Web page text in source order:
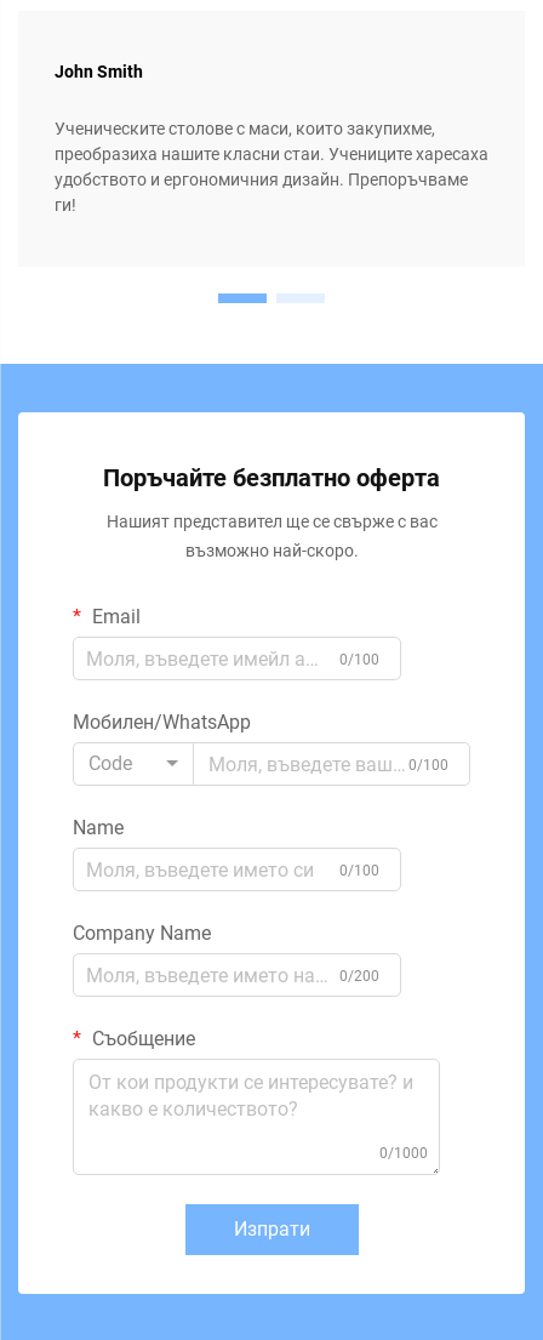
John Smith
Ученическите столове с маси, които закупихме,
преобразиха нашите класни стаи. Учениците харесаха
удобството и ергономичния дизайн. Препоръчваме
ги!
Поръчайте безплатно оферта
Нашият представител ще се свърже с вас
възможно най-скоро.
Email
0/100
Мобилен/WhatsApp
Code
0/100
Name
0/100
Company Name
0/200
Съобщение
0/1000
Изпрати